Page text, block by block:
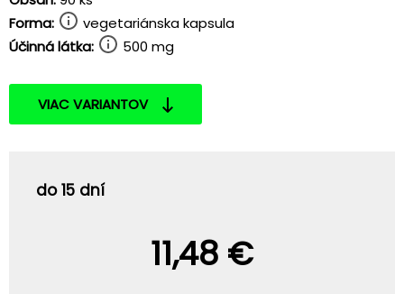
Forma:
vegetariánska kapsula
Účinná látka:
500 mg
VIAC VARIANTOV
do 15 dní
11,48 €